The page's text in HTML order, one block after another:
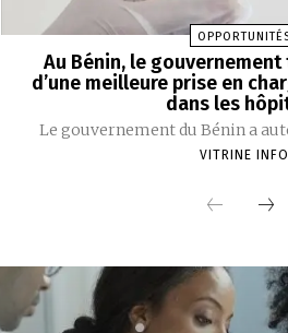
Au Bénin, le
d’une meilleure prise en
dans les
Le gouvernement du Bénin a
VITRINE INFO